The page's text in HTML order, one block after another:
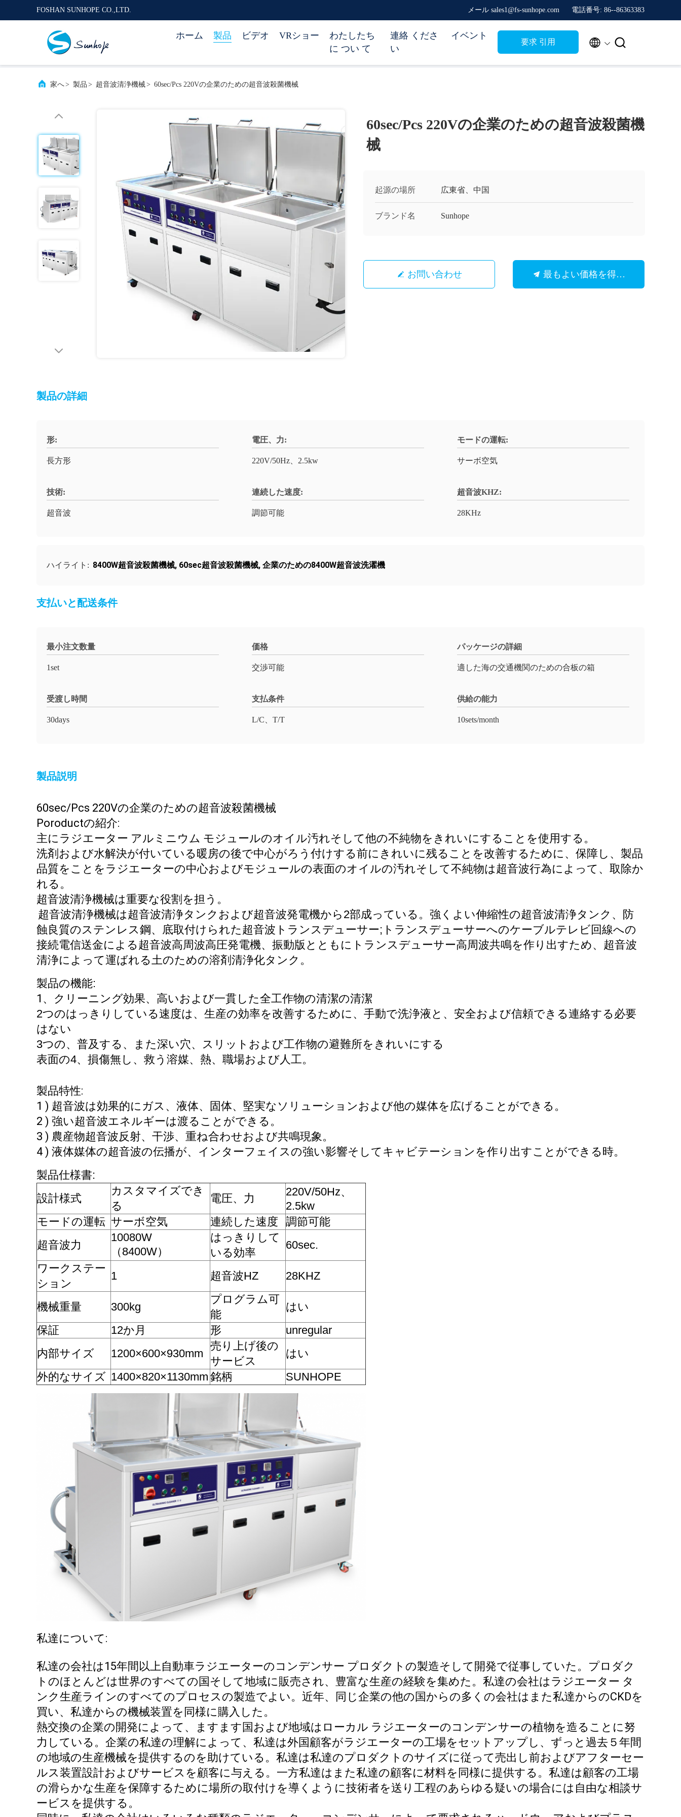
FOSHAN SUNHOPE CO.,LTD. メール sales1@fs-sunhope.com 電話番号: 86--86363383
ホーム 製品 ビデオ VRショー
わたしたち
に つい て
連絡 くださ
い
イベント
要求 引用  
家へ> 製品 > 超音波清浄機械> 60sec/Pcs 220Vの企業のための超音波殺菌機械
60sec/Pcs 220Vの企業のための超音波殺菌機
械
起源の場所 広東省、中国
ブランド名 Sunhope
お問い合わせ 最もよい価格を得なさい
製品の詳細
形:
長方形
電圧、力:
220V/50Hz、2.5kw
モードの運転:
サーボ空気
技術:
超音波
連続した速度:
調節可能
超音波KHZ:
28KHz
ハイライト: 8400W超音波殺菌機械, 60sec超音波殺菌機械, 企業のための8400W超音波洗濯機
支払いと配送条件
最小注文数量
1set
価格
交渉可能
パッケージの詳細
適した海の交通機関のための合板の箱
受渡し時間
30days
支払条件
L/C、T/T
供給の能力
10sets/month
製品説明
60sec/Pcs 220Vの企業のための超音波殺菌機械
Poroductの紹介:
主にラジエーター アルミニウム モジュールのオイル汚れそして他の不純物をきれいにすることを使用する。
洗剤および水解決が付いている暖房の後で中心がろう付けする前にきれいに残ることを改善するために、保障し、製品
品質をことをラジエーターの中心およびモジュールの表面のオイルの汚れそして不純物は超音波行為によって、取除か
れる。
超音波清浄機械は重要な役割を担う。
超音波清浄機械は超音波清浄タンクおよび超音波発電機から2部成っている。強くよい伸縮性の超音波清浄タンク、防
蝕良質のステンレス鋼、底取付けられた超音波トランスデューサー;トランスデューサーへのケーブルテレビ回線への
接続電信送金による超音波高周波高圧発電機、振動版とともにトランスデューサー高周波共鳴を作り出すため、超音波
清浄によって運ばれる土のための溶剤清浄化タンク。
製品の機能:
1、クリーニング効果、高いおよび一貫した全工作物の清潔の清潔
2つのはっきりしている速度は、生産の効率を改善するために、手動で洗浄液と、安全および信頼できる連絡する必要
はない
3つの、普及する、また深い穴、スリットおよび工作物の避難所をきれいにする
表面の4、損傷無し、救う溶媒、熱、職場および人工。
製品特性:
1 ) 超音波は効果的にガス、液体、固体、堅実なソリューションおよび他の媒体を広げることができる。
2 ) 強い超音波エネルギーは渡ることができる。
3 ) 農産物超音波反射、干渉、重ね合わせおよび共鳴現象。
4 ) 液体媒体の超音波の伝播が、インターフェイスの強い影響そしてキャビテーションを作り出すことができる時。
製品仕様書:
設計様式
カスタマイズでき
る
電圧、力
220V/50Hz、
2.5kw
モードの運転 サーボ空気 連続した速度
調節可能
超音波力
10080W
（8400W）
はっきりして
いる効率
60sec.
ワークステー
ション
1 超音波HZ 28KHZ
機械重量 300kg
プログラム可
能
はい
保証
12か月 形
unregular
内部サイズ
1200×600×930mm
売り上げ後の
サービス
はい
外的なサイズ 1400×820×1130mm 銘柄 SUNHOPE
私達について:
私達の会社は15年間以上自動車ラジエーターのコンデンサー プロダクトの製造そして開発で従事していた。プロダク
トのほとんどは世界のすべての国そして地域に販売され、豊富な生産の経験を集めた。私達の会社はラジエーター タ
ンク生産ラインのすべてのプロセスの製造でよい。近年、同じ企業の他の国からの多くの会社はまた私達からのCKDを
買い、私達からの機械装置を同様に購入した。
熱交換の企業の開発によって、ますます国および地域はローカル ラジエーターのコンデンサーの植物を造ることに努
力している。企業の私達の理解によって、私達は外国顧客がラジエーターの工場をセットアップし、ずっと過去５年間
の地域の生産機械を提供するのを助けている。私達は私達のプロダクトのサイズに従って売出し前およびアフターセー
ルス装置設計およびサービスを顧客に与える。一方私達はまた私達の顧客に材料を同様に提供する。私達は顧客の工場
の滑らかな生産を保障するために場所の取付けを導くように技術者を送り工程のあらゆる疑いの場合には自由な相談サ
ービスを提供する。